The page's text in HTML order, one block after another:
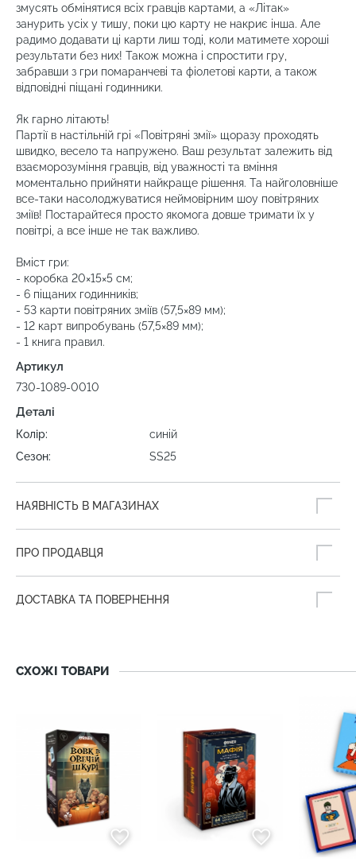
змусять обмінятися всіх гравців картами, а «Літак»
занурить усіх у тишу, поки цю карту не накриє інша. Але
радимо додавати ці карти лиш тоді, коли матимете хороші
результати без них! Також можна і спростити гру,
забравши з гри помаранчеві та фіолетові карти, а також
відповідні піщані годинники.
Як гарно літають!
Партії в настільній грі «Повітряні змії» щоразу проходять
швидко, весело та напружено. Ваш результат залежить від
взаєморозуміння гравців, від уважності та вміння
моментально прийняти найкраще рішення. Та найголовніше
все-таки насолоджуватися неймовірним шоу повітряних
зміїв! Постарайтеся просто якомога довше тримати їх у
повітрі, а все інше не так важливо.
Вміст гри:
- коробка 20×15×5 см;
- 6 піщаних годинників;
- 53 карти повітряних зміїв (57,5×89 мм);
- 12 карт випробувань (57,5×89 мм);
- 1 книга правил.
Артикул
730-1089-0010
Деталі
Колір:
синій
Сезон:
SS25
НАЯВНІСТЬ В МАГАЗИНАХ
ПРО ПРОДАВЦЯ
ДОСТАВКА ТА ПОВЕРНЕННЯ
СХОЖІ ТОВАРИ